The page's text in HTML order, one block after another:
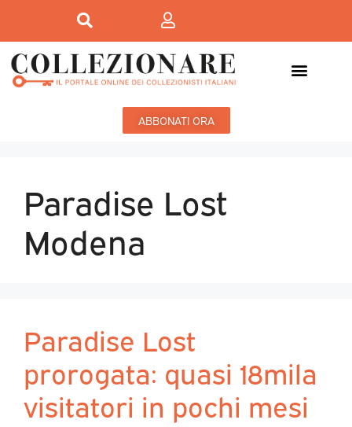
ABBONATI ORA
Paradise Lost
Modena
Paradise Lost
prorogata: quasi 18mila
visitatori in pochi mesi